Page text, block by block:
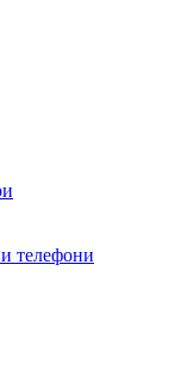
телефони